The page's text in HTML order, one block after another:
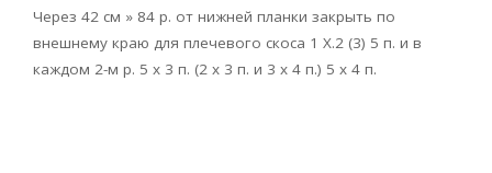
Через 42 см » 84 р. от нижней планки закрыть по
внешнему краю для плечевого скоса 1 Х.2 (3) 5 п. и в
каждом 2-м р. 5 х 3 п. (2 х 3 п. и 3 х 4 п.) 5 х 4 п.